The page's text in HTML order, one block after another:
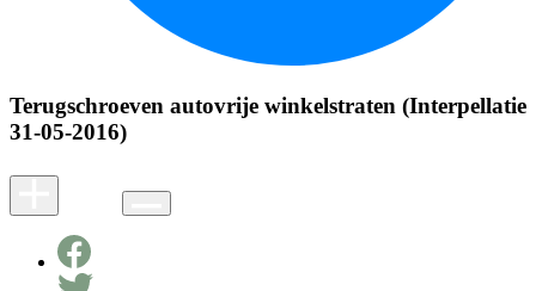
Terugschroeven autovrije winkelstraten (Interpellatie
31-05-2016)